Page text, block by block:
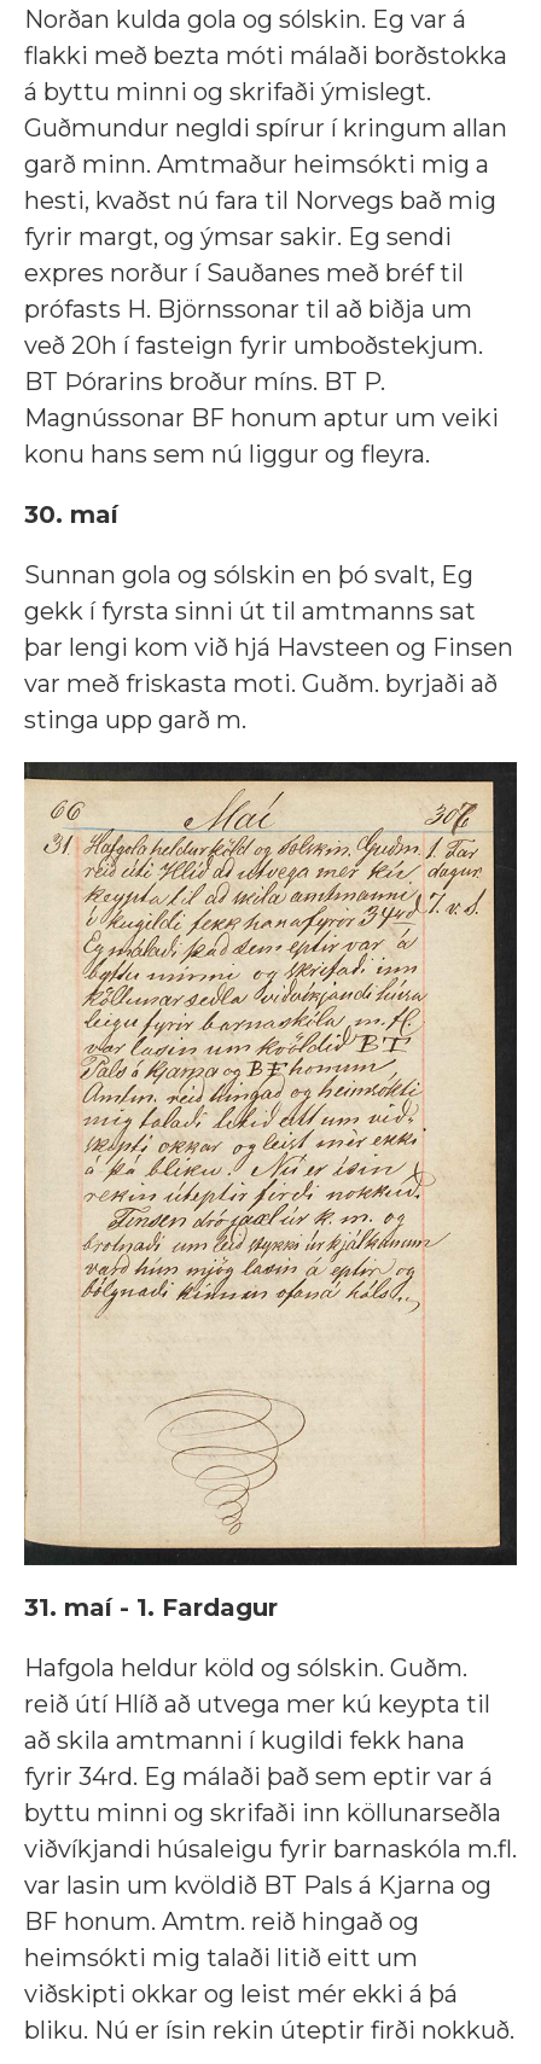
Norðan kulda gola og sólskin. Eg var á
flakki með bezta móti málaði borðstokka
á byttu minni og skrifaði ýmislegt.
Guðmundur negldi spírur í kringum allan
garð minn. Amtmaður heimsókti mig a
hesti, kvaðst nú fara til Norvegs bað mig
fyrir margt, og ýmsar sakir. Eg sendi
expres norður í Sauðanes með bréf til
prófasts H. Björnssonar til að biðja um
veð 20h í fasteign fyrir umboðstekjum.
BT Þórarins broður míns. BT P.
Magnússonar BF honum aptur um veiki
konu hans sem nú liggur og fleyra.
30. maí
Sunnan gola og sólskin en þó svalt, Eg
gekk í fyrsta sinni út til amtmanns sat
þar lengi kom við hjá Havsteen og Finsen
var með friskasta moti. Guðm. byrjaði að
stinga upp garð m.
31. maí - 1. Fardagur
Hafgola heldur köld og sólskin. Guðm.
reið útí Hlíð að utvega mer kú keypta til
að skila amtmanni í kugildi fekk hana
fyrir 34rd. Eg málaði það sem eptir var á
byttu minni og skrifaði inn köllunarseðla
viðvíkjandi húsaleigu fyrir barnaskóla m.fl.
var lasin um kvöldið BT Pals á Kjarna og
BF honum. Amtm. reið hingað og
heimsókti mig talaði litið eitt um
viðskipti okkar og leist mér ekki á þá
bliku. Nú er ísin rekin úteptir firði nokkuð.